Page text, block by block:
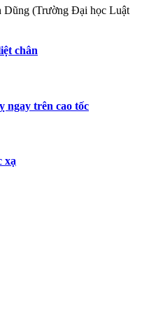
Dũng (Trường Đại học Luật
chân
ngay trên cao tốc
xạ